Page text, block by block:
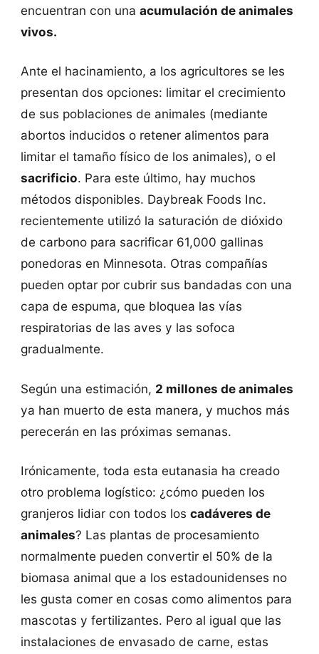
encuentran con una acumulación de animales
vivos.
Ante el hacinamiento, a los agricultores se les
presentan dos opciones: limitar el crecimiento
de sus poblaciones de animales (mediante
abortos inducidos o retener alimentos para
limitar el tamaño físico de los animales), o el
sacrificio. Para este último, hay muchos
métodos disponibles. Daybreak Foods Inc.
recientemente utilizó la saturación de dióxido
de carbono para sacrificar 61,000 gallinas
ponedoras en Minnesota. Otras compañías
pueden optar por cubrir sus bandadas con una
capa de espuma, que bloquea las vías
respiratorias de las aves y las sofoca
gradualmente.
Según una estimación, 2 millones de animales
ya han muerto de esta manera, y muchos más
perecerán en las próximas semanas.
Irónicamente, toda esta eutanasia ha creado
otro problema logístico: ¿cómo pueden los
granjeros lidiar con todos los cadáveres de
animales? Las plantas de procesamiento
normalmente pueden convertir el 50% de la
biomasa animal que a los estadounidenses no
les gusta comer en cosas como alimentos para
mascotas y fertilizantes. Pero al igual que las
instalaciones de envasado de carne, estas